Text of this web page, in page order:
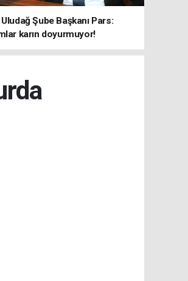
Uludağ Şube Başkanı Pars:
karın doyurmuyor!